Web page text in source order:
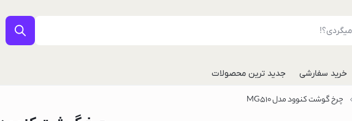
خرید سفارشی جدید ترین محصولات
چرخ گوشت کنوود مدل MG510